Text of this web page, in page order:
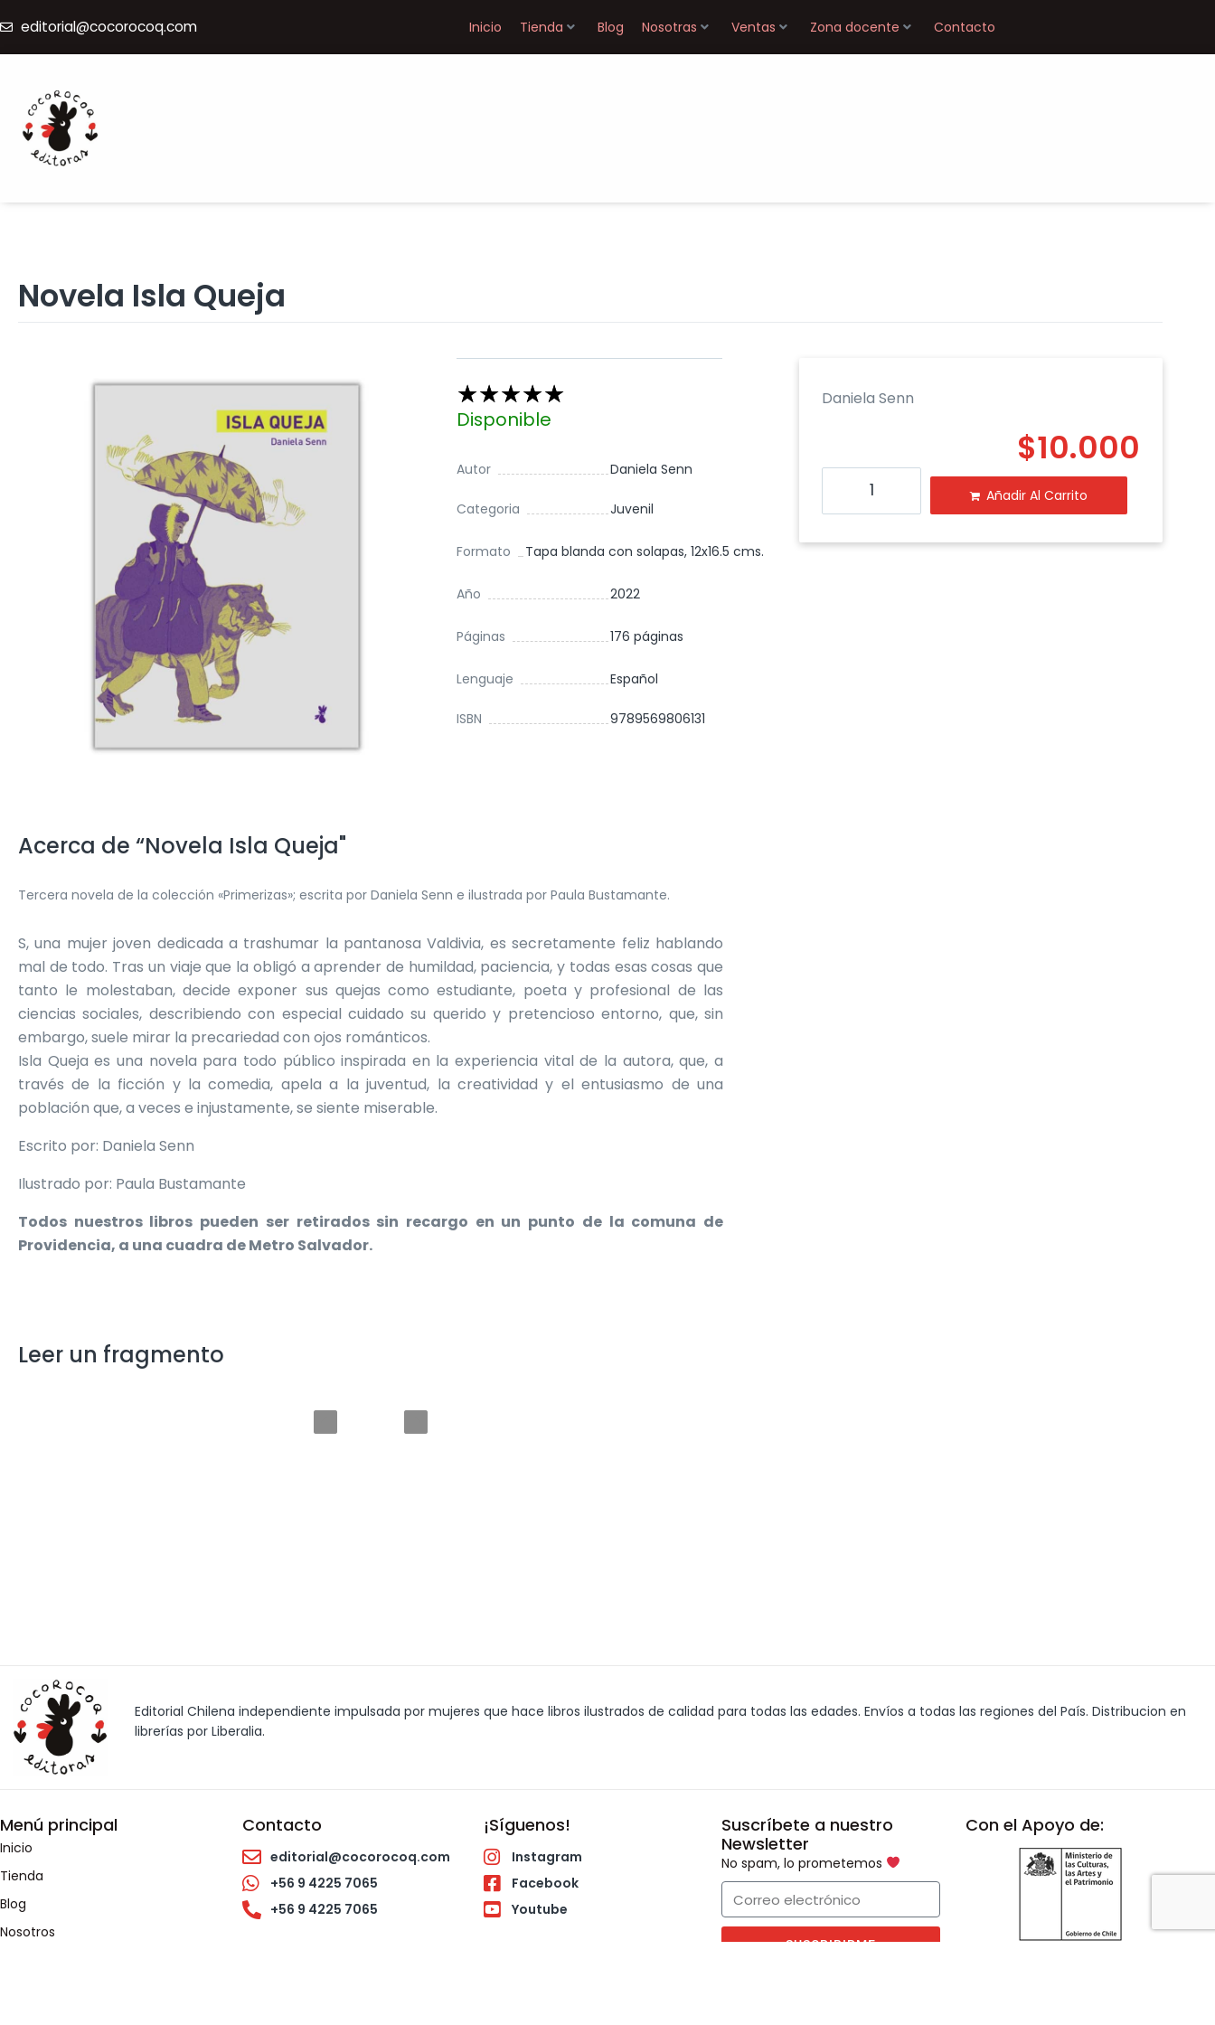
editorial@cocorocoq.com Inicio Tienda Blog Nosotras Ventas Zona docente Contacto
Novela Isla Queja
☆☆☆☆☆
Disponible
Autor Daniela Senn
Categoria Juvenil
Formato Tapa blanda con solapas, 12x16.5 cms.
Año 2022
Páginas 176 páginas
Lenguaje Español
ISBN 9789569806131
Acerca de “Novela Isla Queja"
Tercera novela de la colección «Primerizas»; escrita por Daniela Senn e ilustrada por Paula Bustamante.
S, una mujer joven dedicada a trashumar la pantanosa Valdivia, es secretamente feliz hablando
mal de todo. Tras un viaje que la obligó a aprender de humildad, paciencia, y todas esas cosas que
tanto le molestaban, decide exponer sus quejas como estudiante, poeta y profesional de las
ciencias sociales, describiendo con especial cuidado su querido y pretencioso entorno, que, sin
embargo, suele mirar la precariedad con ojos románticos.
Isla Queja es una novela para todo público inspirada en la experiencia vital de la autora, que, a
través de la ficción y la comedia, apela a la juventud, la creatividad y el entusiasmo de una
población que, a veces e injustamente, se siente miserable.
Escrito por: Daniela Senn
Ilustrado por: Paula Bustamante
Todos nuestros libros pueden ser retirados sin recargo en un punto de la comuna de
Providencia, a una cuadra de Metro Salvador.
Leer un fragmento
Daniela Senn
$10.000
Añadir Al Carrito
Editorial Chilena independiente impulsada por mujeres que hace libros ilustrados de calidad para todas las edades. Envíos a todas las regiones del País. Distribucion en
librerías por Liberalia.
Menú principal
Inicio
Tienda
Blog
Nosotros
Contacto
editorial@cocorocoq.com
+56 9 4225 7065
+56 9 4225 7065
¡Síguenos!
Instagram
Facebook
Youtube
Suscríbete a nuestro
Newsletter
No spam, lo prometemos
SUSCRIBIRME
Con el Apoyo de: